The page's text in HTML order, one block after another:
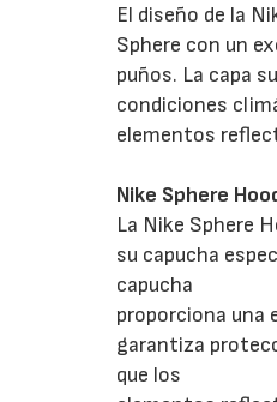
El diseño de la
Sphere con un
puños. La capa
condiciones
elementos
Nike Sphere
La Nike Sphere
su capucha
capucha
proporciona una
garantiza
que los